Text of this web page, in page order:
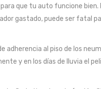
que tu auto funcione bien.
gastado, puede ser fatal
adherencia al piso de los
y en los días de lluvia el